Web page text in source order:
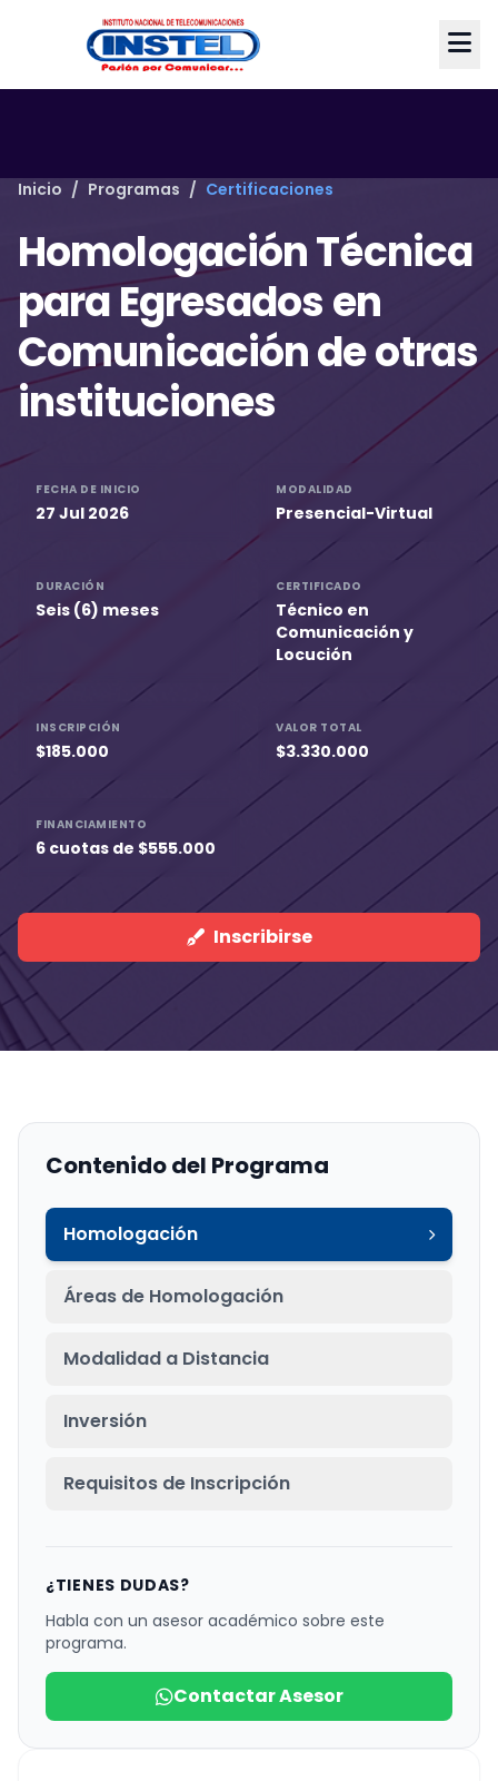
Inicio / Programas / Certificaciones
Homologación Técnica
para Egresados en
Comunicación de otras
instituciones
FECHA DE INICIO
27 Jul 2026
MODALIDAD
Presencial-Virtual
DURACIÓN
Seis (6) meses
CERTIFICADO
Técnico en
Comunicación y
Locución
INSCRIPCIÓN
$185.000
VALOR TOTAL
$3.330.000
FINANCIAMIENTO
6 cuotas de $555.000
Inscribirse
Contenido del Programa
Homologación
Áreas de Homologación
Modalidad a Distancia
Inversión
Requisitos de Inscripción
¿TIENES DUDAS?
Habla con un asesor académico sobre este
programa.
Contactar Asesor